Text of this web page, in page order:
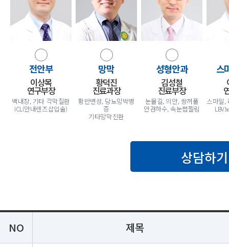
전안부
이상목
연구부장
백내장, 기타 각막질환
ICL(안내렌즈삽입술)
망막
황덕진
진료과장
황반변성, 당뇨망박병
증
기타망막진환
성형안과
김성철
진료부장
눈물길, 의안, 쌍꺼풀
안검하수, 속눈썹찔림
스
스마일,
LBV
상담하기
NO 제목